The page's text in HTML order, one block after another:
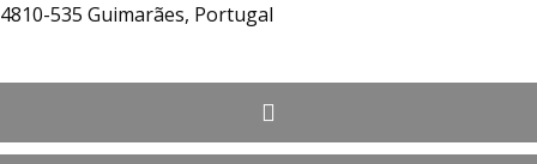
4810-535 Guimarães, Portugal